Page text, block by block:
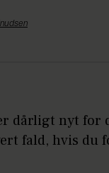
dårligt nyt for
fald, hvis du